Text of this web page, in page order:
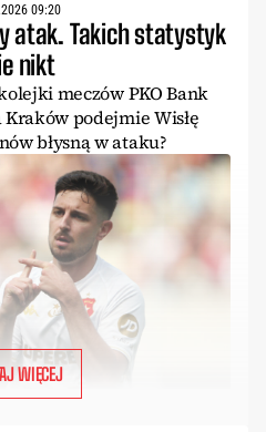
09:20
atak. Takich statystyk
nikt
meczów PKO Bank
podejmie Wisłę
błysną w ataku?
WIĘCEJ